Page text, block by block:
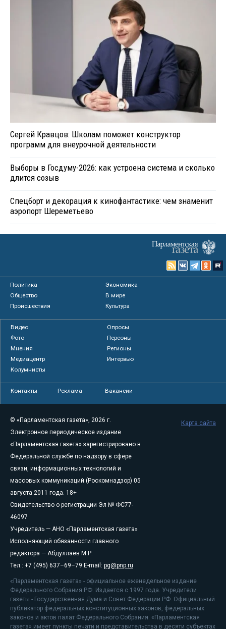
Сергей Кравцов: Школам поможет конструктор
программ для внеурочной деятельности
Выборы в Госдуму-2026: как устроена система и сколько
длится созыв
Спецборт и декорация к кинофантастике: чем знаменит
аэропорт Шереметьево
Политика
Экономика
Общество
В мире
Происшествия
Культура
Видео
Опросы
Фото
Персоны
Мнения
Регионы
Медиацентр
Интервью
Колумнисты
Контакты Реклама Вакансии
© «Парламентская газета», 2026 г.
Электронное периодическое издание
«Парламентская газета» зарегистрировано в
Федеральной службе по надзору в сфере
связи, информационных технологий и
массовых коммуникаций (Роскомнадзор) 05
августа 2011 года. 18+
Свидетельство о регистрации Эл № ФС77-
46097
Учредитель — АНО «Парламентская газета»
Исполняющий обязанности главного
редактора — Абдуллаев М.Р.
Тел.: +7 (495) 637–69–79 E-mail: pg@pnp.ru
«Парламентская газета» - официальное еженедельное издание
Федерального Собрания РФ. Издается с 1997 года. Учредители
газеты - Государственная Дума и Совет Федерации РФ. Официальный
публикатор федеральных конституционных законов, федеральных
законов и актов палат Федерального Собрания. «Парламентская
газета» имеет пункты печати и представительства в десяти субъектах
Карта сайта